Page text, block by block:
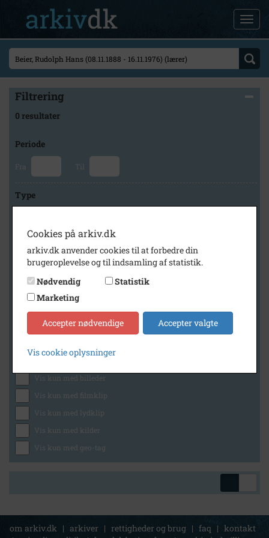
Filtrering
0 resultater
Periode
Fra Til
Type
Arkiv
Historisk Arkiv Dragør
Generelt
Vis kun med billeder
Vis kun med filmklip
Vis kun med lydklip
Vis kun med kilder
Vis kun med geo-tag
om arkiv.dk | arkiver | rettigheder og brug | faq | kontakt
Cookies på arkiv.dk
arkiv.dk anvender cookies til at forbedre din
brugeroplevelse og til indsamling af statistik.
Nødvendig
Statistik
Marketing
Accepter nødvendige Accepter valgte
Vis cookie oplysninger